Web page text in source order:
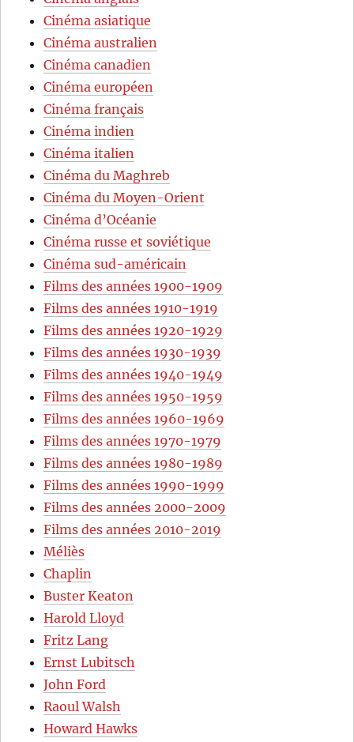
Cinéma asiatique
Cinéma australien
Cinéma canadien
Cinéma européen
Cinéma français
Cinéma indien
Cinéma italien
Cinéma du Maghreb
Cinéma du Moyen-Orient
Cinéma d’Océanie
Cinéma russe et soviétique
Cinéma sud-américain
Films des années 1900-1909
Films des années 1910-1919
Films des années 1920-1929
Films des années 1930-1939
Films des années 1940-1949
Films des années 1950-1959
Films des années 1960-1969
Films des années 1970-1979
Films des années 1980-1989
Films des années 1990-1999
Films des années 2000-2009
Films des années 2010-2019
Méliès
Chaplin
Buster Keaton
Harold Lloyd
Fritz Lang
Ernst Lubitsch
John Ford
Raoul Walsh
Howard Hawks